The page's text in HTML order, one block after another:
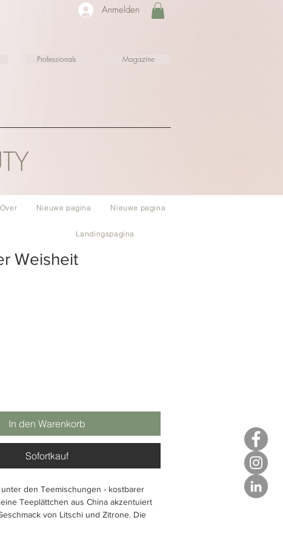
Anmelden
Professionals Magazine
Over Nieuwe pagina Nieuwe pagina
Landingspagina
Weisheit
In den Warenkorb
Sofortkauf
den Teemischungen - kostbarer
Teeplättchen aus China akzentuiert
von Litschi und Zitrone. Die